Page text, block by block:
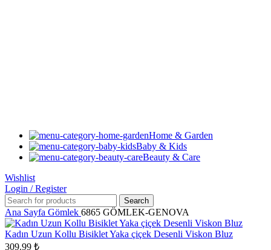
Home & Garden
Baby & Kids
Beauty & Care
Wishlist
Login / Register
Search
Ana Sayfa Gömlek 6865 GÖMLEK-GENOVA
Kadın Uzun Kollu Bisiklet Yaka çiçek Desenli Viskon Bluz
309.99 ₺